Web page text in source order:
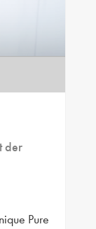
der
Pure